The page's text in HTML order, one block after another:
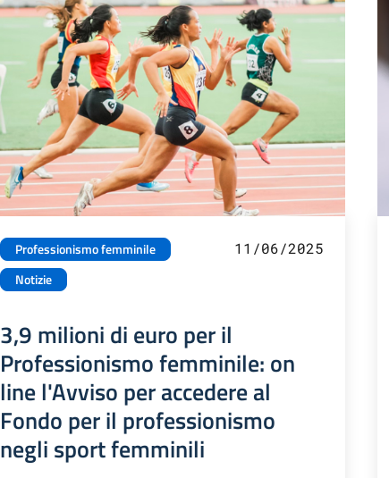
Professionismo femminile
Notizie
11/06/2025
3,9 milioni di euro per il
Professionismo femminile: on
line l'Avviso per accedere al
Fondo per il professionismo
negli sport femminili